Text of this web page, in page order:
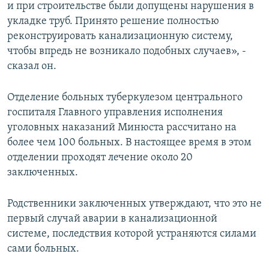
и при строительстве были допущены нарушения в
укладке труб. Принято решение полностью
реконструировать канализационную систему,
чтобы впредь не возникало подобных случаев», -
сказал он.
Отделение больных туберкулезом центрального
госпиталя Главного управления исполнения
уголовных наказаний Минюста рассчитано на
более чем 100 больных. В настоящее время в этом
отделении проходят лечение около 20
заключенных.
Родственники заключенных утверждают, что это не
первый случай аварии в канализационной
системе, последствия которой устраняются силами
сами больных.